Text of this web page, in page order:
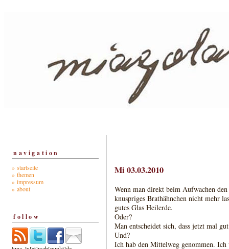
navigation
» startseite
» themen
» impressum
» about
follow
Mi 03.03.2010
Wenn man direkt beim Aufwachen
knuspriges Brathähnchen nicht mehr
gutes Glas Heilerde.
Oder?
Man entscheidet sich, dass jetzt mal
Und?
Ich hab den Mittelweg genommen.